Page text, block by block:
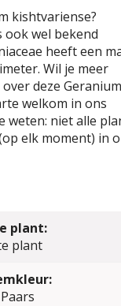
kishtvariense?
ook wel bekend
heeft een
Wil je meer
deze Geranium
welkom in ons
weten: niet alle
elk moment) in
plant:
plant
Paars